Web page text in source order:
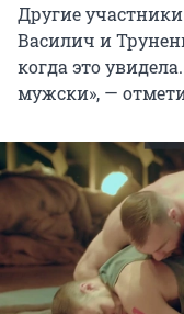
Другие
Василич и
когда это
мужски», —